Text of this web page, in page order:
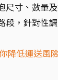
寸、數量
，針對性
降低運送風